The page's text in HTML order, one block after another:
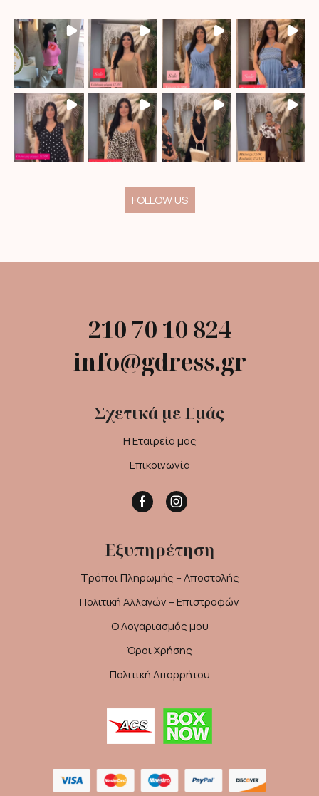
FOLLOW US
210 70 10 824
info@gdress.gr
Σχετικά με Εμάς
Η Εταιρεία μας
Επικοινωνία
FacebookInstagram
Εξυπηρέτηση
Τρόποι Πληρωμής – Αποστολής
Πολιτική Αλλαγών – Επιστροφών
Ο Λογαριασμός μου
Όροι Χρήσης
Πολιτική Απορρήτου